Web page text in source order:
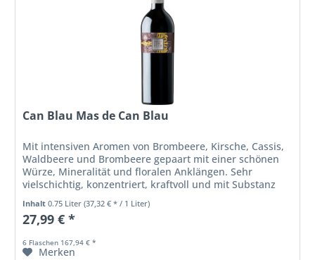
Can Blau Mas de Can Blau
Mit intensiven Aromen von Brombeere, Kirsche, Cassis,
Waldbeere und Brombeere gepaart mit einer schönen
Würze, Mineralität und floralen Anklängen. Sehr
vielschichtig, konzentriert, kraftvoll und mit Substanz
am Gaumen.
Inhalt0.75 Liter(37,32 € * / 1 Liter)
27,99 € *
6 Flaschen 167,94 € *
Merken